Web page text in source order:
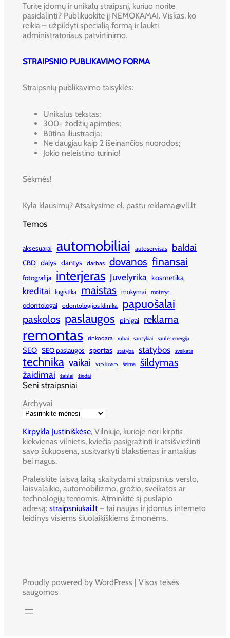
Turite įdomų ir unikalų straipsnį, kuriuo norite
pasidalinti? Publikuokite jį NEMOKAMAI. Viskas, ko
reikia – užpildyti specialią formą ir laukti
administratoriaus patvirtinimo.
STRAIPSNIO PUBLIKAVIMO FORMA
Straipsnių publikavimo taisyklės:
Unikalus tekstas;
300+ žodžių apimties;
Būtina iliustracija;
Ne daugiau kaip 2 išeinančios nuorodos;
Jokio neleistino turinio!
Sėkmės!
Kyla klausimų? Atsakysime el. paštu reklama@vll.lt
Temos
aksesuarai automobiliai autoservisas baldai
CBD dalys dantys darbas dovanos finansai
fotografija interjeras Juvelyrika kosmetika
kreditai logistika maistas mokymai moterys
odontologai odontologijos klinika papuošalai
paskolos paslaugos pinigai reklama
remontas rinkodara rūbai santykiai saulės energija
SEO SEO paslaugos sportas statyba statybos sveikata
technika vaikai vestuves šeima šildymas
žaidimai žaislai žiedai
Seni straipsniai
Archyvai
Kirpykla Justiniškėse, Vilniuje, kurioje nori kirptis
kiekvienas vilnietis, kviečia pasigražinti ir atsišviežinti
savo šukuoseną, susitvarkyti blakstienas ir antakius
bei nagus.
Praleiskite laisvą laiką skaitydami straipsnius verslo,
laisvalaikio, automobilizmo, grožio, sveikatos ar
technologijų temomis. Atminkite šį puslapio
adresą: straipsniukai.lt– tai naujas ir įdomus interneto
leidinys visiems šiuolaikiškiems žmonėms.
Proudly powered by WordPress | Visos teisės
saugomos